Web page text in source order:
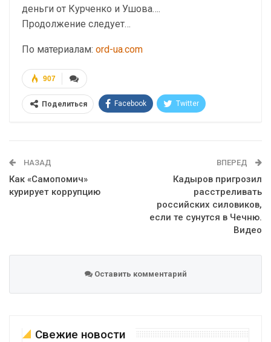
деньги от Курченко и Ушова….
Продолжение следует…
По материалам: ord-ua.com
907
Поделиться Facebook Twitter
НАЗАД
Как «Самопомич»
курирует коррупцию
ВПЕРЕД
Кадыров пригрозил
расстреливать
российских силовиков,
если те сунутся в Чечню.
Видео
Оставить комментарий
Свежие новости